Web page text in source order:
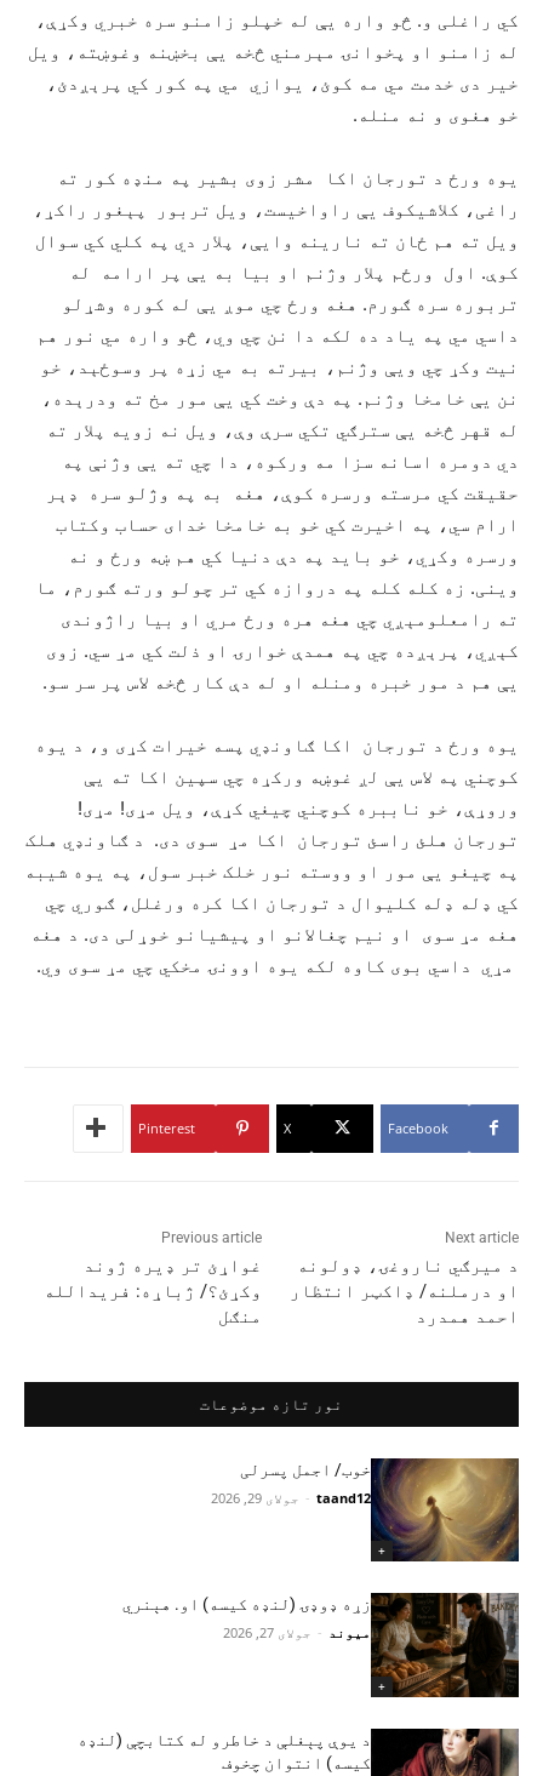
کي راغلی و. څو واره يې له خپلو زامنو سره خبري وکړې،
له زامنو او پخوانۍ مېرمني څخه يې بخښنه وغوښته، ويل
خير دی خدمت مي مه کوئ، يوازي مي په کور کي پرېږدئ،
خو هغوی و نه منله.
يوه ورځ د تورجان اکا مشر زوی بشير په منډه کور ته
راغی، کلاشيکوف يې راواخيست، ويل تربور پېغور راکړ،
ويل ته هم ځان ته نارينه وايې، پلار دي په کلي کي سوال
کوې. اول ورځم پلار وژنم او بيا به يې پر ارامه له
تربوره سره ګورم. هغه ورځ چي موږ يې له کوره وشړلو
داسي مي په ياد ده لکه دا نن چي وي، څو واره مي نور هم
نيت وکړ چي ويې وژنم، بيرته به مي زړه پر وسوځېد، خو
نن يې خامخا وژنم. په دې وخت کي يې مور مخ ته ودرېده،
له قهر څخه يې سترګي تکي سرې وې، ويل نه زويه پلار ته
دي دومره اسانه سزا مه ورکوه، دا چي ته يې وژنې په
حقيقت کي مرسته ورسره کوې، هغه به په وژلو سره ډېر
ارام سي، په اخيرت کي خو به خامخا خدای حساب وکتاب
ورسره وکړي، خو بايد په دې دنيا کي هم ښه ورځ و نه
وينی. زه کله کله په دروازه کي تر چولو ورته ګورم، ما
ته رامعلومېږي چي هغه هره ورځ مري او بيا راژوندی
کېږي، پرېږده چي په همدې خوارۍ او ذلت کي مړ سي. زوی
يې هم د مور خبره ومنله او له دې کار څخه لاس پر سر سو.
يوه ورځ د تورجان اکا ګاونډي پسه خيرات کړی و، د يوه
کوچني په لاس يې لږ غوښه ورکړه چي سپين اکا ته يې
وروړې، خو ناببره کوچني چيغي کړې، ويل مړی! مړی!
تورجان هلئ راسئ تورجان اکا مړ سوی دی. د ګاونډي هلک
په چيغو يې مور او ووسته نور خلک خبر سول، په يوه شيبه
کي ډله ډله کليوال د تورجان اکا کره ورغلل، ګوري چي
هغه مړ سوی او نيم چغالانو او پيشيانو خوړلی دی. د هغه
مړي داسي بوی کاوه لکه يوه اوونۍ مخکي چي مړ سوی وي.
Facebook
X
Pinterest
Previous article
غواړئ تر ډيره ژوند
وکړئ؟/ ژباړه: فریدالله
منګل
Next article
د میرګي ناروغۍ، ډولونه
او درملنه/ ډاکټر انتظار
احمد همدرد
نور تازه موضوعات
+
خوب/ اجمل پسرلی
taand12
- جولای 29, 2026
+
زړه ډوډۍ (لنډه کیسه) او. هېنري
میوند - جولای 27, 2026
د یوې پېغلې د خاطرو له کتابچې (لنډه
کیسه) انتوان چخوف